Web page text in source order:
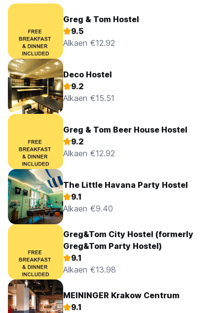
Greg & Tom Hostel
9.5
Alkaen €12.92
Deco Hostel
9.2
Alkaen €15.51
Greg & Tom Beer House Hostel
9.2
Alkaen €12.92
The Little Havana Party Hostel
9.1
Alkaen €9.40
Greg&Tom City Hostel (formerly
Greg&Tom Party Hostel)
9.1
Alkaen €13.98
MEININGER Krakow Centrum
9.1